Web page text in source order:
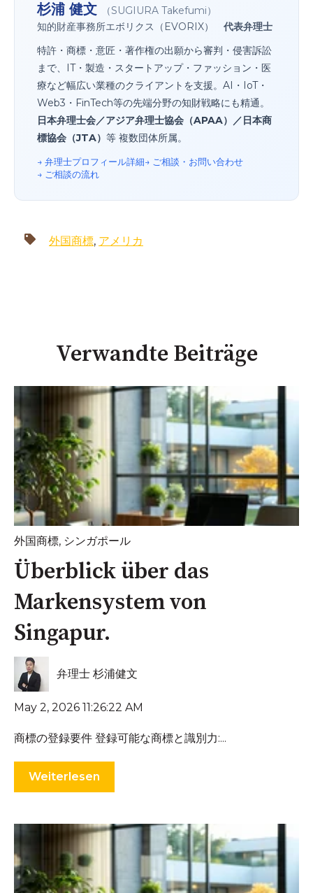
杉浦 健文
（SUGIURA Takefumi）
知的財産事務所エボリクス（EVORIX） 代表弁理士
特許・商標・意匠・著作権の出願から審判・侵害訴訟
まで、IT・製造・スタートアップ・ファッション・医
療など幅広い業種のクライアントを支援。AI・IoT・
Web3・FinTech等の先端分野の知財戦略にも精通。
日本弁理士会／アジア弁理士協会（APAA）／日本商
標協会（JTA） 等 複数団体所属。
→ 弁理士プロフィール詳細→ ご相談・お問い合わせ
→ ご相談の流れ
外国商標, アメリカ
Verwandte Beiträge
外国商標, シンガポール
Überblick über das
Markensystem von
Singapur.
弁理士 杉浦健文
May 2, 2026 11:26:22 AM
商標の登録要件 登録可能な商標と識別力:...
Weiterlesen